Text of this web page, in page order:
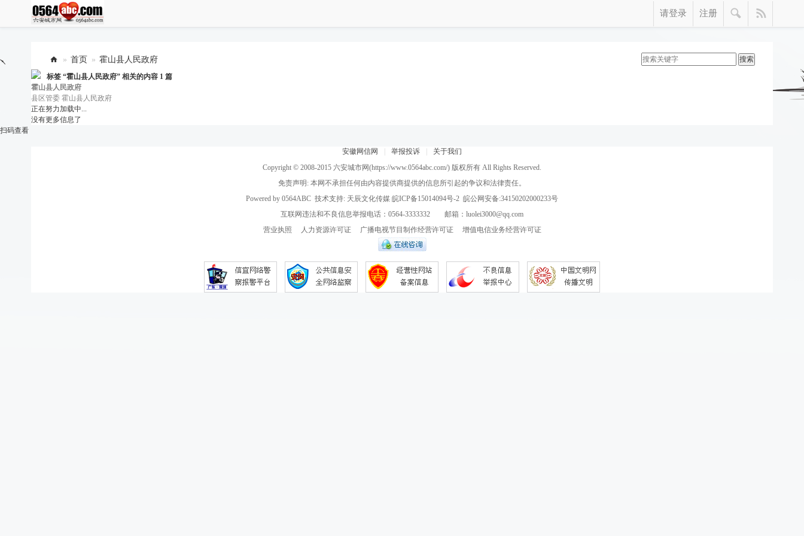
请登录 注册
六
安
城
» 首页 » 霍山县人民政府
标签 “霍山县人民政府” 相关的内容 1 篇
霍山县人民政府
县区管委 霍山县人民政府
正在努力加载中...
没有更多信息了
扫码查看
安徽网信网 举报投诉
关于我们
Copyright © 2008-2015 六安城市网(https://www.0564abc.com/) 版权所有 All Rights Reserved.
免责声明: 本网不承担任何由内容提供商提供的信息所引起的争议和法律责任。
Powered by 0564ABC 技术支持: 天辰文化传媒 皖ICP备15014094号-2 皖公网安备:34150202000233号
互联网违法和不良信息举报电话：0564-3333332 邮箱：luolei3000@qq.com
营业执照
人力资源许可证 广播电视节目制作经营许可证 增值电信业务经营许可证